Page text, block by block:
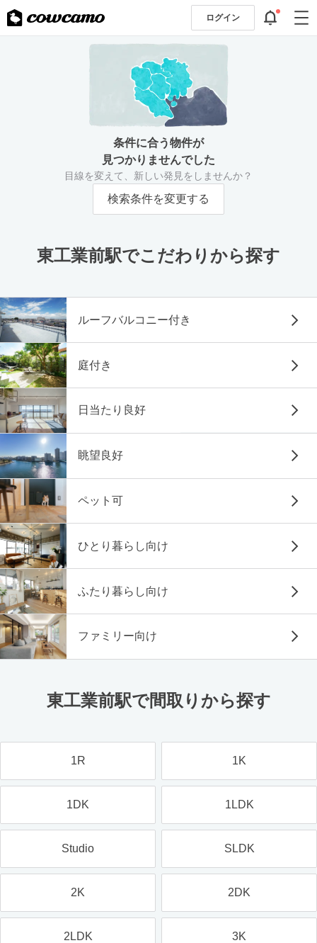
ログイン
条件に合う物件が
見つかりませんでした
目線を変えて、新しい発見をしませんか？
検索条件を変更する
東工業前駅でこだわりから探す
ルーフバルコニー付き
庭付き
日当たり良好
眺望良好
ペット可
ひとり暮らし向け
ふたり暮らし向け
ファミリー向け
東工業前駅で間取りから探す
1R 1K
1DK 1LDK
Studio SLDK
2K 2DK
2LDK 3K